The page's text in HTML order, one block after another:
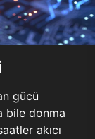
gücü
bile donma
akıcı